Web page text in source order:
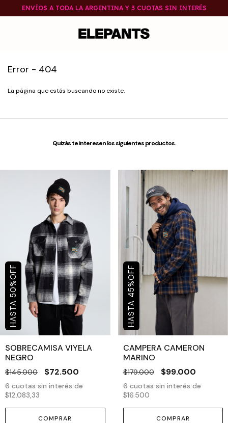
ENVÍOS A TODA LA ARGENTINA Y 3 CUOTAS SIN INTERÉS
Error - 404
La página que estás buscando no existe.
Quizás te interesen los siguientes productos.
50
%
OFF
SOBRECAMISA VIYELA
NEGRO
$145.000 $72.500
6 cuotas sin interés de
$12.083,33
COMPRAR
45
%
OFF
CAMPERA CAMERON
MARINO
$179.000 $99.000
6 cuotas sin interés de
$16.500
COMPRAR